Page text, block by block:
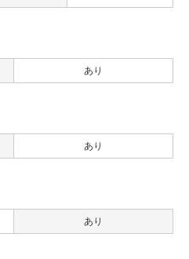
あり
あり
あり